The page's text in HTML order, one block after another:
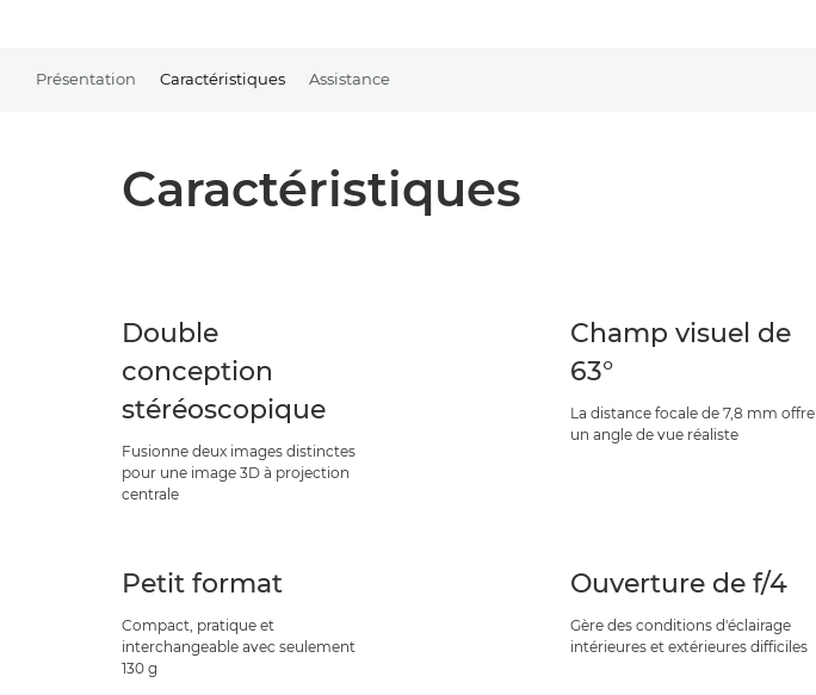
Présentation Caractéristiques Assistance
Caractéristiques
Double
conception
stéréoscopique
Fusionne deux images distinctes
pour une image 3D à projection
centrale
Champ visuel de
63°
La distance focale de 7,8 mm offre
un angle de vue réaliste
Petit format
Compact, pratique et
interchangeable avec seulement
130 g
Ouverture de f/4
Gère des conditions d'éclairage
intérieures et extérieures difficiles